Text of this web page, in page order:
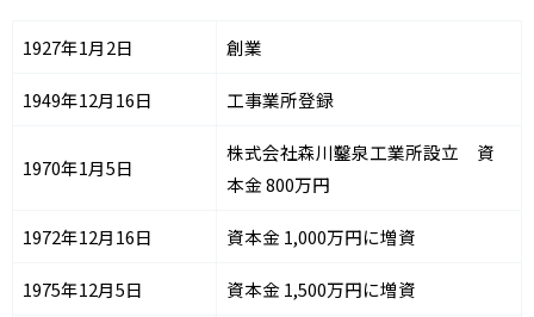
1927年1月2日 創業
1949年12月16日 工事業所登録
1970年1月5日
株式会社森川鑿泉工業所設立 資
本金 800万円
1972年12月16日 資本金 1,000万円に増資
1975年12月5日 資本金 1,500万円に増資